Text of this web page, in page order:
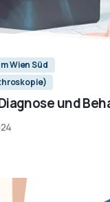
Wien Süd
und